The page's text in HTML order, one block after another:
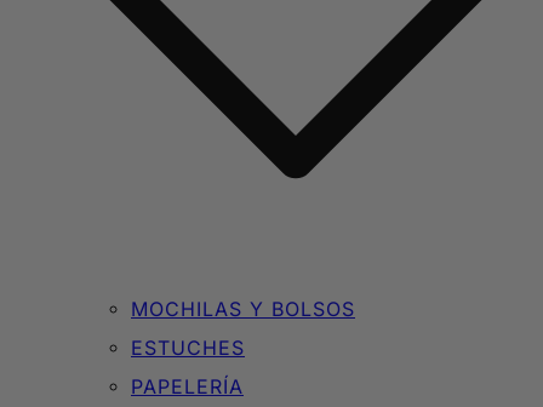
MOCHILAS Y BOLSOS
ESTUCHES
PAPELERÍA